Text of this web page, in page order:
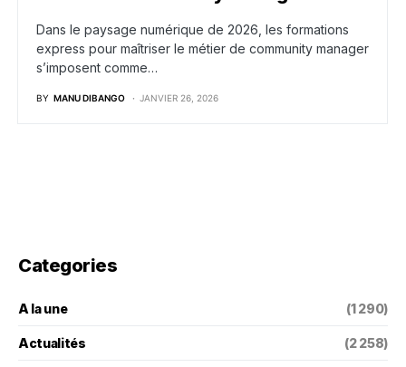
Dans le paysage numérique de 2026, les formations
express pour maîtriser le métier de community manager
s’imposent comme…
BY MANU DIBANGO JANVIER 26, 2026
Categories
A la une (1 290)
Actualités (2 258)